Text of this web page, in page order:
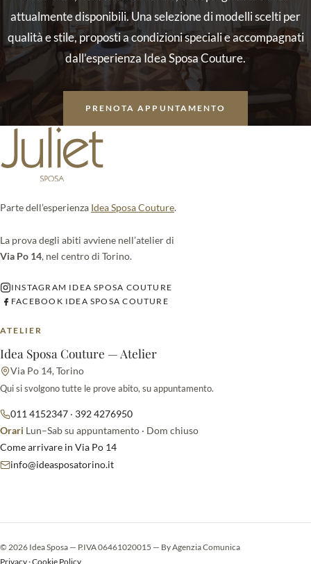
attualmente disponibili. Una selezione di modelli scelti per
qualità e stile, proposti a condizioni speciali e accompagnati
dall’esperienza Idea Sposa Couture.
PRENOTA APPUNTAMENTO
Parte dell’esperienza Idea Sposa Couture.
La prova degli abiti avviene nell’atelier di
Via Po 14, nel centro di Torino.
INSTAGRAM IDEA SPOSA COUTURE
FACEBOOK IDEA SPOSA COUTURE
ATELIER
Idea Sposa Couture — Atelier
Via Po 14, Torino
Qui si svolgono tutte le prove abito, su appuntamento.
011 4152347 · 392 4276950
Orari Lun–Sab su appuntamento · Dom chiuso
Come arrivare in Via Po 14
info@ideasposatorino.it
© 2026 Idea Sposa — P.IVA 06461020015 — ByAgenzia Comunica
Privacy ·Cookie Policy